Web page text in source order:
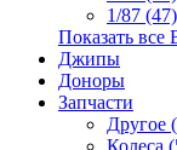
1/87 (47)
Показать все
Джипы
Доноры
Запчасти
Другое
Колеса